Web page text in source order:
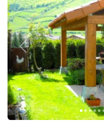
Anterior